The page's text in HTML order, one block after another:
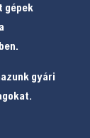
gépek
gyári